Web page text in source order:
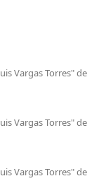
Vargas Torres" de
Vargas Torres" de
Vargas Torres" de